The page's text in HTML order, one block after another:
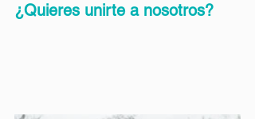
¿Quieres unirte a nosotros?